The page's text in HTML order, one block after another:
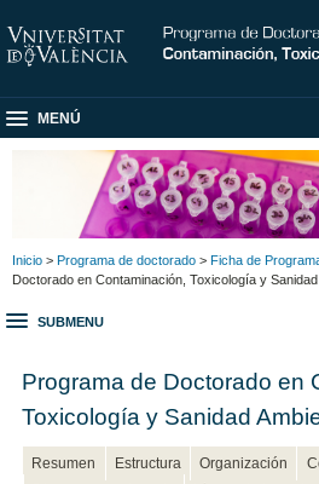
MENÚ
Inicio > Programa de doctorado > Ficha de
Doctorado en Contaminación, Toxicología y Sanidad
SUBMENU
Programa de Doctorado en
Toxicología y Sanidad
Resumen Estructura Organización